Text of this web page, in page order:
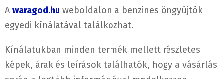
A waragod.hu weboldalon a benzines öngyújtók
egyedi kínálatával találkozhat.
Kínálatukban minden termék mellett részletes
képek, árak és leírások találhatók, hogy a vásárlás